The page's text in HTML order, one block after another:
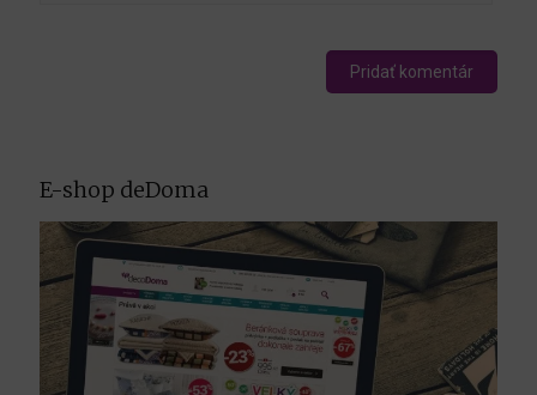
E-shop deDoma